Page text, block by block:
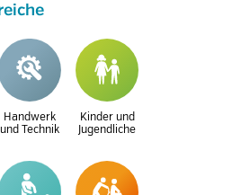
Handwerk
und Technik
Kinder und
Jugendliche